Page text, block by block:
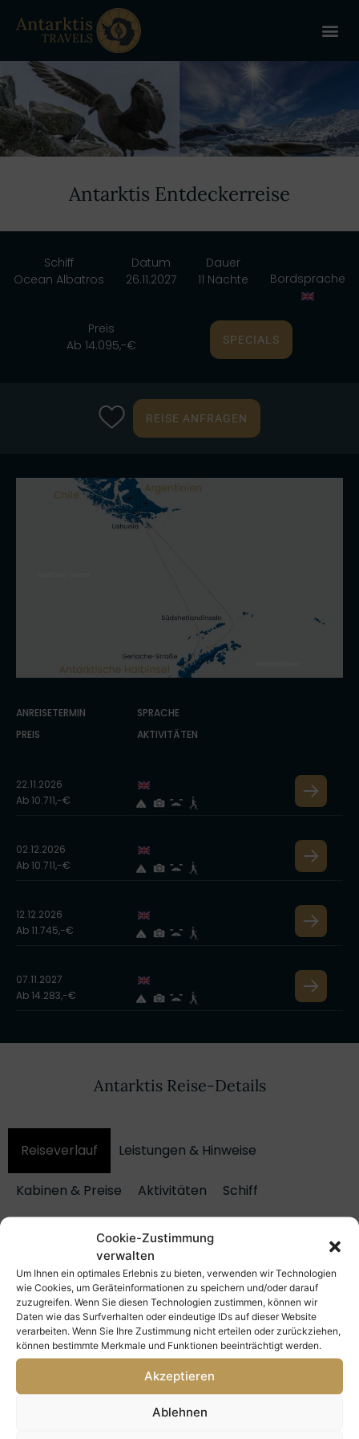
Cookie-Zustimmung
verwalten
Um Ihnen ein optimales Erlebnis zu bieten, verwenden wir Technologien
wie Cookies, um Geräteinformationen zu speichern und/oder darauf
zuzugreifen. Wenn Sie diesen Technologien zustimmen, können wir
Daten wie das Surfverhalten oder eindeutige IDs auf dieser Website
verarbeiten. Wenn Sie Ihre Zustimmung nicht erteilen oder zurückziehen,
können bestimmte Merkmale und Funktionen beeinträchtigt werden.
Akzeptieren
Ablehnen
Antarktis Entdeckerreise
Schiff
Ocean Albatros
Datum
26.11.2027
Dauer
11 Nächte
Bordsprache
Preis
Ab 14.095,-€
SPECIALS
REISE ANFRAGEN
ANREISETERMIN
PREIS
SPRACHE
AKTIVITÄTEN
22.11.2026
Ab 10.711,-€
02.12.2026
Ab 10.711,-€
12.12.2026
Ab 11.745,-€
07.11.2027
Ab 14.283,-€
Antarktis Reise-Details
Reiseverlauf Leistungen & Hinweise
Kabinen & Preise Aktivitäten Schiff
alles ausklappen alles einklappen
1
Tag 1: Ankunft und Entdecken in
Ushuaia – Start Ihres Antarktik
Abenteuers
2
Tag 2: Einschiffung – Beginn Ihrer
Antarktikreise